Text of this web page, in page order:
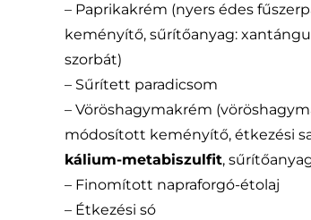
– Paprikakrém (nyers édes
keményítő, sűrítőanyag:
szorbát)
– Sűrített paradicsom
– Vöröshagymakrém
módosított keményítő, étkezési
kálium-metabiszulfit,
– Finomított napraforgó-étolaj
– Étkezési só